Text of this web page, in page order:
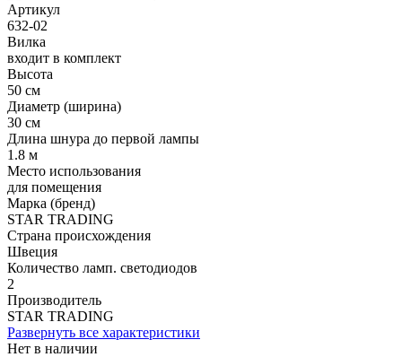
Артикул
632-02
Вилка
входит в комплект
Высота
50 см
Диаметр (ширина)
30 см
Длина шнура до первой лампы
1.8 м
Место использования
для помещения
Марка (бренд)
STAR TRADING
Страна происхождения
Швеция
Количество ламп. светодиодов
2
Производитель
STAR TRADING
Развернуть все характеристики
Нет в наличии